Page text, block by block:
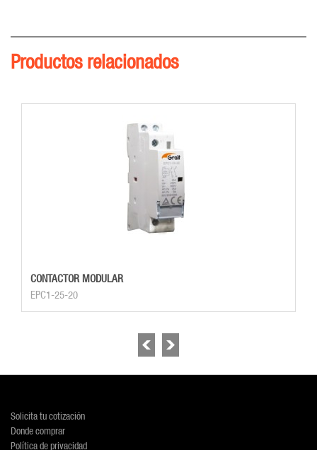
Productos relacionados
CONTACTOR MODULAR
EPC1-25-20
Solicita tu cotización
Donde comprar
Política de privacidad